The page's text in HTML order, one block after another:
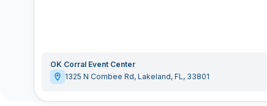
OK Corral Event Center
1325 N Combee Rd, Lakeland, FL, 33801